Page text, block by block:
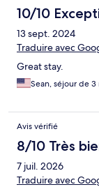
10/10
13 sept. 2024
Traduire avec
Great stay.
Sean, séjour de 3
Avis vérifié
8/10 Très
7 juil. 2026
Traduire avec